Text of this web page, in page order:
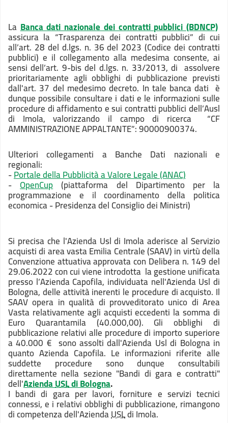
LaBanca dati nazionale dei contratti pubblici (BDNCP)
assicura la “Trasparenza dei contratti pubblici” di cui
all’art. 28 del d.lgs. n. 36 del 2023 (Codice dei contratti
pubblici) e il collegamento alla medesima consente, ai
sensi dell’art. 9-bis del d.lgs. n. 33/2013, di assolvere
prioritariamente agli obblighi di pubblicazione previsti
dall'art. 37 del medesimo decreto. In tale banca dati è
dunque possibile consultare i dati e le informazioni sulle
procedure di affidamento e sui contratti pubblici dell’Ausl
di Imola, valorizzando il campo di ricerca “CF
AMMINISTRAZIONE APPALTANTE”: 90000900374.
Ulteriori collegamenti a Banche Dati nazionali e
regionali:
-Portale della Pubblicità a Valore Legale (ANAC)
-OpenCup(piattaforma del Dipartimento per la
programmazione e il coordinamento della politica
economica - Presidenza del Consiglio dei Ministri)
Si precisa che l'Azienda Usl di Imola aderisce al Servizio
acquisti di area vasta Emilia Centrale (SAAV) in virtù della
Convenzione attuativa approvata con Delibera n. 149 del
29.06.2022 con cui viene introdotta la gestione unificata
presso l’Azienda Capofila, individuata nell'Azienda Usl di
Bologna, delle attività inerenti le procedure di acquisto. Il
SAAV opera in qualità di provveditorato unico di Area
Vasta relativamente agli acquisti eccedenti la somma di
Euro Quarantamila (40.000,00). Gli obblighi di
pubblicazione relativi alle procedure di importo superiore
a 40.000 € sono assolti dall'Azienda Usl di Bologna in
quanto Azienda Capofila. Le informazioni riferite alle
suddette procedure sono dunque consultabili
direttamente nella sezione "Bandi di gara e contratti"
dell'AziendaUSLdi Bologna.
I bandi di gara per lavori, forniture e servizi tecnici
connessi, e i relativi obblighi di pubblicazione, rimangono
di competenza dell'AziendaUSLdi Imola.